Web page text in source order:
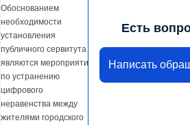
Обоснованием
необходимости
установления
публичного сервитута
являются мероприятия
по устранению
цифрового
неравенства между
жителями городского
Есть
Написать